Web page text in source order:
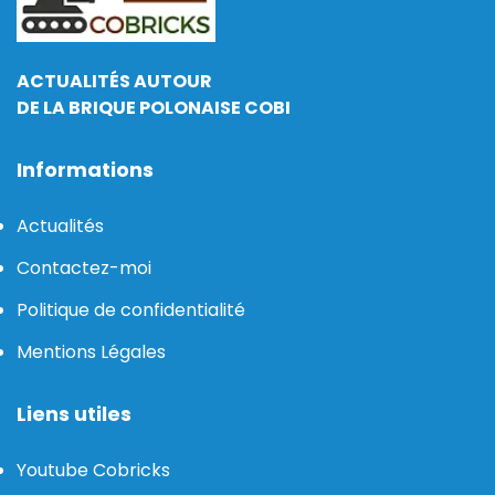
ACTUALITÉS AUTOUR
DE LA BRIQUE POLONAISE COBI
Informations
Actualités
Contactez-moi
Politique de confidentialité
Mentions Légales
Liens utiles
Youtube Cobricks